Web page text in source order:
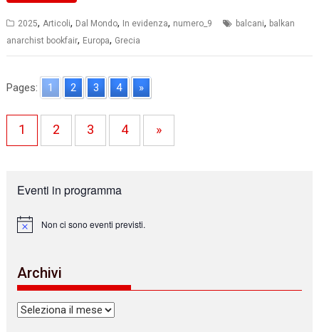
2025, Articoli, Dal Mondo, In evidenza, numero_9 balcani, balkan
anarchist bookfair, Europa, Grecia
Pages: 1 2 3 4 »
1 2 3 4 »
Eventi in programma
N
c
e
Non ci sono eventi previsti.
Archivi
Archivi